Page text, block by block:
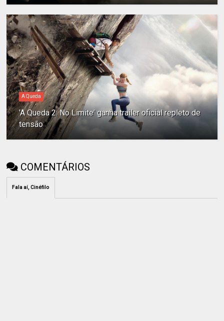
A Queda
'A Queda 2: No Limite' ganha trailer oficial repleto de
tensão
COMENTÁRIOS
Fala aí, Cinéfilo